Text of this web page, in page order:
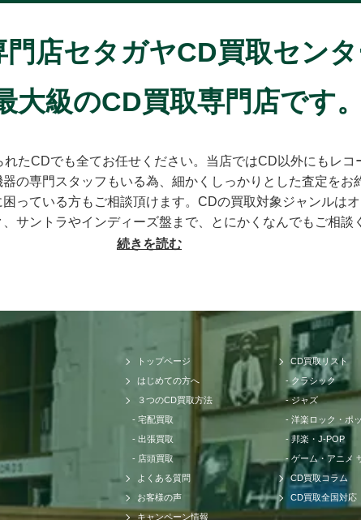
門店セタガヤCD買取セン
大級のCD買取専門店です。
たCDでも全てお任せください。当店ではCD以外にもレ
の専門スタッフもいる為、細かくしっかりとした査定をお
っている方もご相談頂けます。CDの買取対象ジャンルは
サントラやインディーズ盤まで、とにかくなんでもご相談
ください。プレミアCDをどこよりも高く、ギリギリまで
はなく世界基準の価格相場でも同じです。当店では国内の
も強く、日本では人気のないCDでも高く買取ることが可
でも高音質盤か通常盤で全く値段が変わってきたり、ロ
あります。またそのパターンごとに海外相場の方が高いな
為に当店では日々最高価格でのお取引を続けております。
れるように、CD買取専門店セタガヤCD買取センターでは
買取方法において手数料を完全無料に設定しております。
ございません。枚数やご内容に応じた全国出張や即日対応
まとまった額が手に入る可能性もございます。CDと一緒に
く為に高級オーディオに関する深い知識を持ったスタッフ
続きを読む
トップページ
はじめての方へ
３つのCD買取方法
宅配買取
出張買取
店頭買取
よくある質問
お客様の声
キャンペーン情報
CD買取リスト
クラシック
ジャズ
洋楽ロック・ポ
邦楽・J-POP
ゲーム・アニメ
CD買取コラム
CD買取全国対応